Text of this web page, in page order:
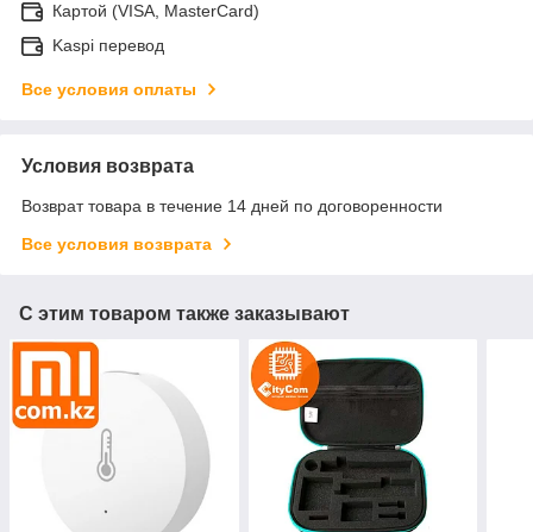
Картой (VISA, MasterCard)
Kaspi перевод
Все условия оплаты
Условия возврата
Возврат товара в течение 14 дней по договоренности
Все условия возврата
С этим товаром также заказывают